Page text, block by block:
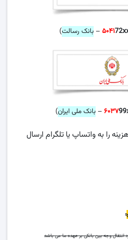
۵۰۴۱–بانک رسالت)
۶۰۳۷–بانک ملی ایران)
را به واتساپ یا تلگرام ارسال
:
انتقال وجه بین بانکی بر عهده ما می باشد